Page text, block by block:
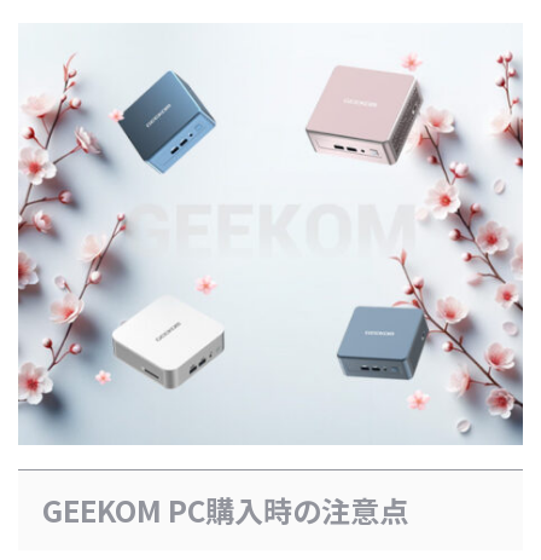
GEEKOM PC購入時の注意点